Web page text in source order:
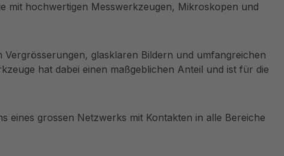
mit hochwertigen Messwerkzeugen, Mikroskopen und
glasklaren Bildern und umfangreichen
hat dabei einen maßgeblichen Anteil und ist für die
eines grossen Netzwerks mit Kontakten in alle Bereiche